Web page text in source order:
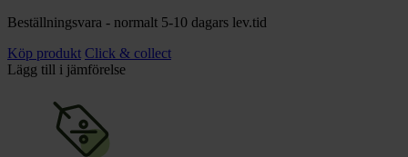
Beställningsvara - normalt 5-10 dagars lev.tid
Köp produkt Click & collect
Lägg till i jämförelse